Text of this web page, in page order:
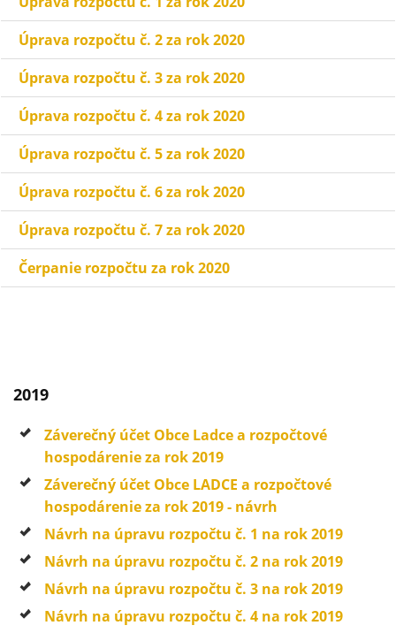
Úprava rozpočtu č. 2 za rok 2020
Úprava rozpočtu č. 3 za rok 2020
Úprava rozpočtu č. 4 za rok 2020
Úprava rozpočtu č. 5 za rok 2020
Úprava rozpočtu č. 6 za rok 2020
Úprava rozpočtu č. 7 za rok 2020
Čerpanie rozpočtu za rok 2020
2019
Záverečný účet Obce Ladce a rozpočtové
hospodárenie za rok 2019
Záverečný účet Obce LADCE a rozpočtové
hospodárenie za rok 2019 - návrh
Návrh na úpravu rozpočtu č. 1 na rok 2019
Návrh na úpravu rozpočtu č. 2 na rok 2019
Návrh na úpravu rozpočtu č. 3 na rok 2019
Návrh na úpravu rozpočtu č. 4 na rok 2019